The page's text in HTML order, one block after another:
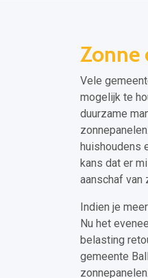
Zonne
Vele
mogelijk te
duurzame
huishoudens
kans dat er
aanschaf van
Indien je
Nu het
belasting
gemeente